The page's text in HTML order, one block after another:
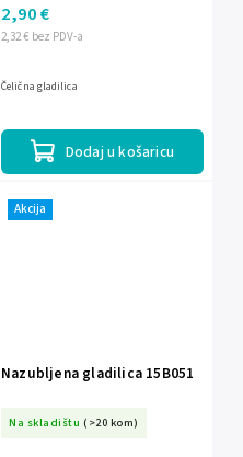
2,32 € bez PDV-a
2,90 €
Dodaj u košaricu
Čelična gladilica
Akcija
Nazubljena gladilica 15B051
Na skladištu (>20 kom)